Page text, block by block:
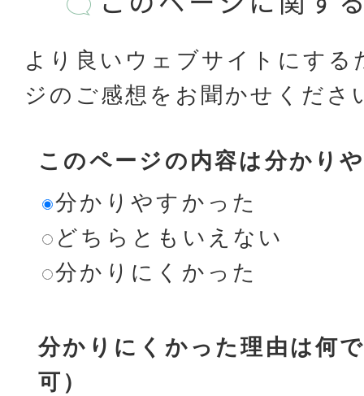
より良いウェブサイトにする
ジのご感想をお聞かせくださ
このページの内容は分かり
分かりやすかった
どちらともいえない
分かりにくかった
分かりにくかった理由は何
可）